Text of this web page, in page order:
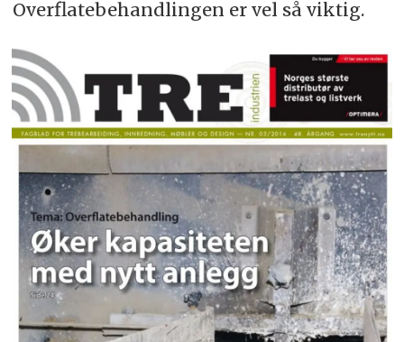
Overflatebehandlingen er vel så viktig.